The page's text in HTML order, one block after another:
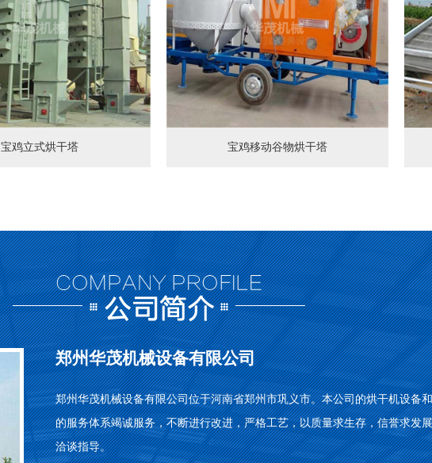
宝鸡立式烘干塔 宝鸡移动谷物烘干塔
郑州华茂机械设备有限公司
郑州华茂机械设备有限公司位于河南省郑州市巩义市。本公司的烘干机设备
的服务体系竭诚服务，不断进行改进，严格工艺，以质量求生存，信誉求发
洽谈指导。